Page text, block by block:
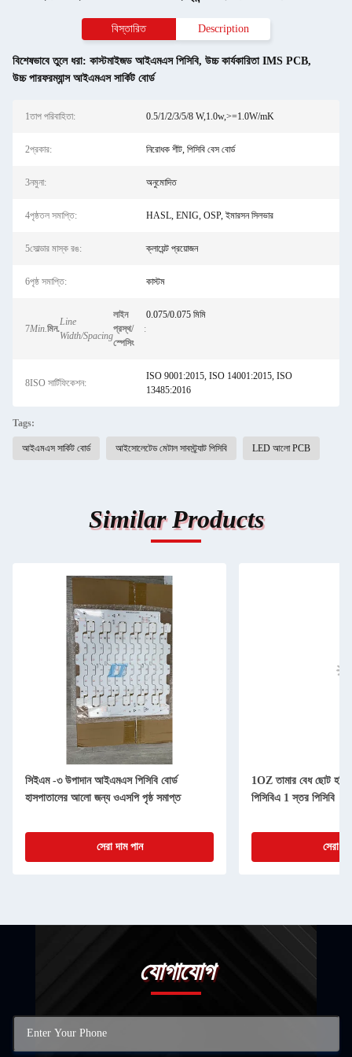
বিস্তারিত Description
বিশেষভাবে তুলে ধরা: কাস্টমাইজড আইএমএস পিসিবি, উচ্চ কার্যকারিতা IMS PCB,
উচ্চ পারফরম্যান্স আইএমএস সার্কিট বোর্ড
1তাপ পরিবাহিতা: 0.5/1/2/3/5/8 W,1.0w,>=1.0W/mK
2প্রকার: নিরোধক শীট, পিসিবি বেস বোর্ড
3নমুনা: অনুমোদিত
4পৃষ্ঠতল সমাপ্তি: HASL, ENIG, OSP, ইমারসন সিলভার
5সোল্ডার মাস্ক রঙ: ক্লায়েন্ট প্রয়োজন
6পৃষ্ঠ সমাপ্তি: কাস্টম
7Min.মিন.
Line
Width/Spacing
লাইন
প্রস্থ/
স্পেসিং
:
0.075/0.075 মিমি
8ISO সার্টিফিকেশন:
ISO 9001:2015, ISO 14001:2015, ISO
13485:2016
Tags:
আইএমএস সার্কিট বোর্ড আইসোলেটেড মেটাল সাবস্ট্র্যাট পিসিবি LED আলো PCB
Similar Products
সিইএম -৩ উপাদান আইএমএস পিসিবি বোর্ড
হাসপাতালের আলো জন্য ওএসপি পৃষ্ঠ সমাপ্ত
সেরা দাম পান
1OZ তামার বেধ ছোট হর্টি
পিসিবিএ 1 স্তর পিসিবি
সেরা
যোগাযোগ